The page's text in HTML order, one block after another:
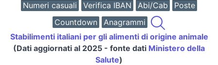
Numeri casuali Verifica IBAN Abi/Cab
Poste
Countdown
Anagrammi
Stabilimenti italiani per gli alimenti di origine animale
(Dati aggiornati al 2025 - fonte dati Ministero della
Salute)